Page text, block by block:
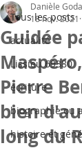
Tous les posts
actualité
Lissieu 69380
écriture
biographie ou
histoire et
Guidée
Pierre
bien
long du
Danièle
18 nov. 2021